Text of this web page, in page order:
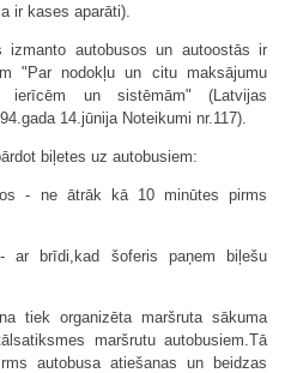
ir kases aparāti).
izmanto autobusos un autoostās ir
"Par nodokļu un citu maksājumu
ierīcēm un sistēmām" (Latvijas
14.jūnija Noteikumi nr.117).
biļetes uz autobusiem:
- ne ātrāk kā 10 minūtes pirms
ar brīdi,kad šoferis paņem biļešu
tiek organizēta maršruta sākuma
maršrutu autobusiem.Tā
autobusa atiešanas un beidzas